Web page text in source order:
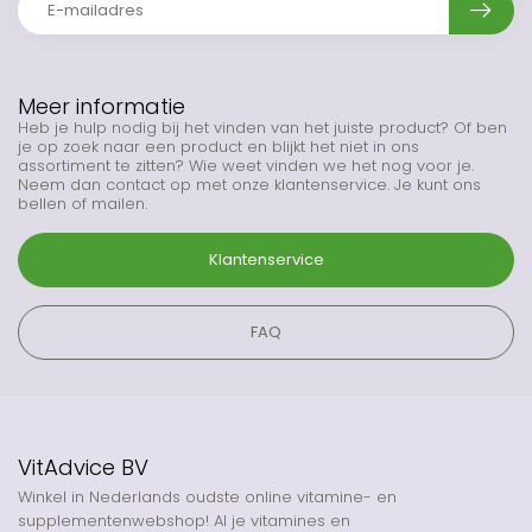
Meer informatie
Heb je hulp nodig bij het vinden van het juiste product? Of ben
je op zoek naar een product en blijkt het niet in ons
assortiment te zitten? Wie weet vinden we het nog voor je.
Neem dan contact op met onze klantenservice. Je kunt ons
bellen of mailen.
Klantenservice
FAQ
VitAdvice BV
Winkel in Nederlands oudste online vitamine- en
supplementenwebshop! Al je vitamines en